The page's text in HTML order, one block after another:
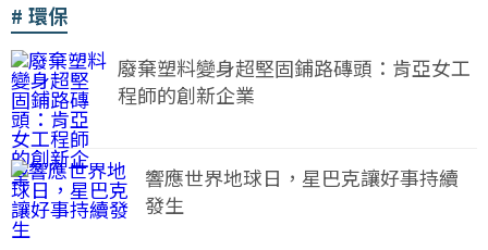
環保
廢棄塑料變身超堅固鋪路磚頭：肯亞女工
程師的創新企業
響應世界地球日，星巴克讓好事持續
發生